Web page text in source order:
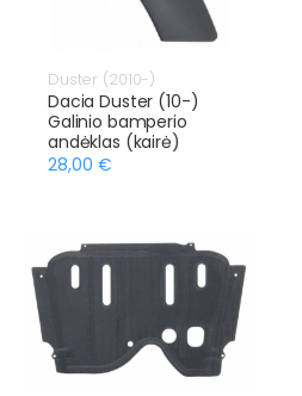
Duster (2010-)
Dacia Duster (10-)
Galinio bamperio
andėklas (kairė)
28,00 €